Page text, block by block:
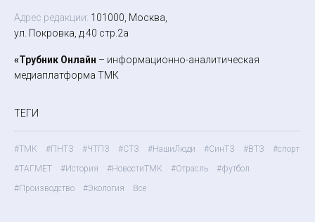
Адрес редакции: 101000, Москва,
ул. Покровка, д.40 стр.2а
«Трубник Онлайн – информационно-аналитическая
медиаплатформа ТМК
ТЕГИ
#ТМК #ПНТЗ #ЧТПЗ #СТЗ #НашиЛюди #СинТЗ #ВТЗ
#спорт
#ТАГМЕТ
#История #НовостиТМК #Отрасль
#футбол
#Производство
#Экология Все